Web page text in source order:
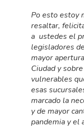
Po esto estoy
resaltar,
a ustedes el
legisladores
mayor
Ciudad y
vulnerables
esas
marcado la
y de mayor
pandemia y el